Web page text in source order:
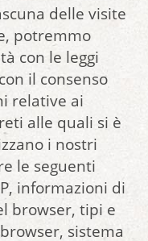
delle visite
potremmo
con le leggi
il consenso
relative ai
alle quali si è
i nostri
le seguenti
informazioni di
browser, tipi e
sistema